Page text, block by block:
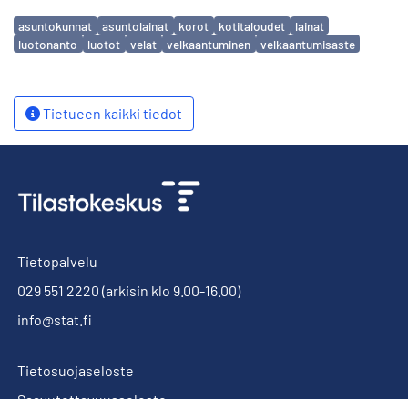
Avainsanat
asuntokunnat asuntolainat korot kotitaloudet
lainat
luotonanto
luotot velat velkaantuminen velkaantumisaste
Tietueen kaikki tiedot
Tietopalvelu
029 551 2220 (arkisin klo 9.00-16.00)
info@stat.fi
Tietosuojaseloste